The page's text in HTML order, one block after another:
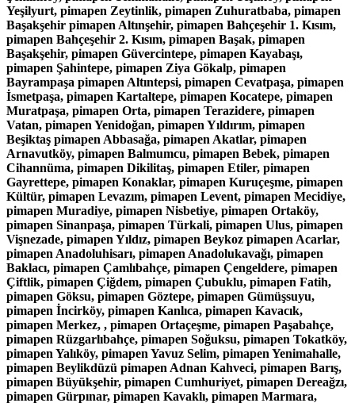
Yeşilyurt, pimapen Zeytinlik, pimapen Zuhuratbaba, pimapen
Başakşehir pimapen Altınşehir, pimapen Bahçeşehir 1. Kısım,
pimapen Bahçeşehir 2. Kısım, pimapen Başak, pimapen
Başakşehir, pimapen Güvercintepe, pimapen Kayabaşı,
pimapen Şahintepe, pimapen Ziya Gökalp, pimapen
Bayrampaşa pimapen Altıntepsi, pimapen Cevatpaşa, pimapen
İsmetpaşa, pimapen Kartaltepe, pimapen Kocatepe, pimapen
Muratpaşa, pimapen Orta, pimapen Terazidere, pimapen
Vatan, pimapen Yenidoğan, pimapen Yıldırım, pimapen
Beşiktaş pimapen Abbasağa, pimapen Akatlar, pimapen
Arnavutköy, pimapen Balmumcu, pimapen Bebek, pimapen
Cihannüma, pimapen Dikilitaş, pimapen Etiler, pimapen
Gayrettepe, pimapen Konaklar, pimapen Kuruçeşme, pimapen
Kültür, pimapen Levazım, pimapen Levent, pimapen Mecidiye,
pimapen Muradiye, pimapen Nisbetiye, pimapen Ortaköy,
pimapen Sinanpaşa, pimapen Türkali, pimapen Ulus, pimapen
Vişnezade, pimapen Yıldız, pimapen Beykoz pimapen Acarlar,
pimapen Anadoluhisarı, pimapen Anadolukavağı, pimapen
Baklacı, pimapen Çamlıbahçe, pimapen Çengeldere, pimapen
Çiftlik, pimapen Çiğdem, pimapen Çubuklu, pimapen Fatih,
pimapen Göksu, pimapen Göztepe, pimapen Gümüşsuyu,
pimapen İncirköy, pimapen Kanlıca, pimapen Kavacık,
pimapen Merkez, , pimapen Ortaçeşme, pimapen Paşabahçe,
pimapen Rüzgarlıbahçe, pimapen Soğuksu, pimapen Tokatköy,
pimapen Yalıköy, pimapen Yavuz Selim, pimapen Yenimahalle,
pimapen Beylikdüzü pimapen Adnan Kahveci, pimapen Barış,
pimapen Büyükşehir, pimapen Cumhuriyet, pimapen Dereağzı,
pimapen Gürpınar, pimapen Kavaklı, pimapen Marmara,